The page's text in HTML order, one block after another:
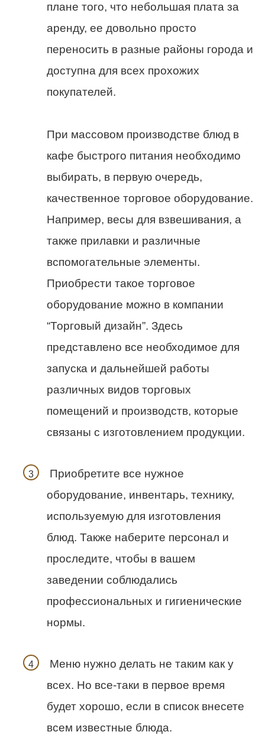
плане того, что небольшая плата за
аренду, ее довольно просто
переносить в разные районы города и
доступна для всех прохожих
покупателей.
При массовом производстве блюд в
кафе быстрого питания необходимо
выбирать, в первую очередь,
качественное торговое оборудование.
Например, весы для взвешивания, а
также прилавки и различные
вспомогательные элементы.
Приобрести такое торговое
оборудование можно в компании
“Торговый дизайн”. Здесь
представлено все необходимое для
запуска и дальнейшей работы
различных видов торговых
помещений и производств, которые
связаны с изготовлением продукции.
Приобретите все нужное
оборудование, инвентарь, технику,
используемую для изготовления
блюд. Также наберите персонал и
проследите, чтобы в вашем
заведении соблюдались
профессиональных и гигиенические
нормы.
Меню нужно делать не таким как у
всех. Но все-таки в первое время
будет хорошо, если в список внесете
всем известные блюда.